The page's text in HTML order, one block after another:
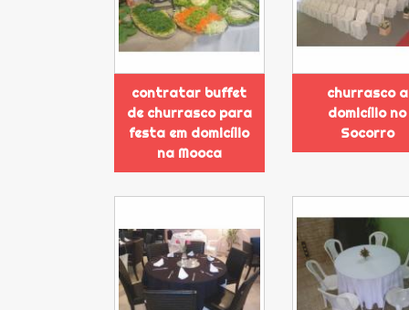
contratar buffet
de churrasco para
festa em domicílio
na Mooca
churrasco a
domicílio no
Socorro